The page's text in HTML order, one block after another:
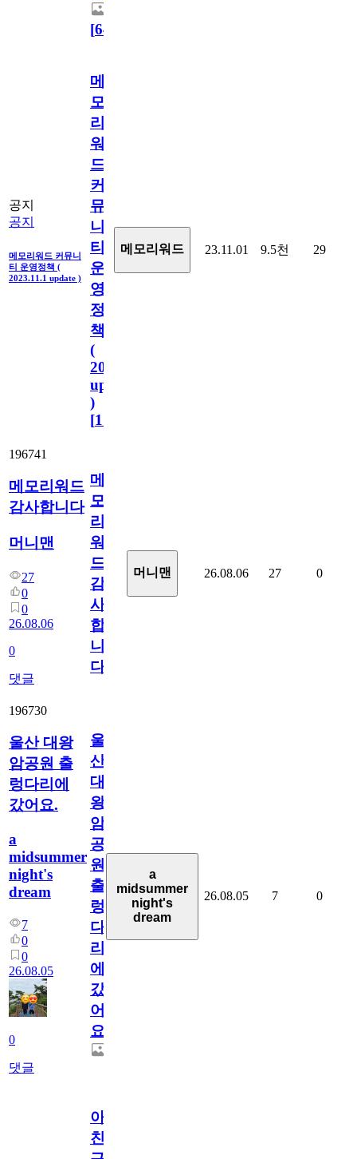
[64
공지
공지
메모리워드 커뮤니
티 운영정책 (
2023.11.1 update )
메
모
리
워
드
커
뮤
니
티
운
영
정
책
(
2023.11.1
update
)
[110
메모리워드 23.11.01 9.5천 29
196741
메모리워드
감사합니다
머니맨
27
0
0
26.08.06
0
댓글
메
모
리
워
드
감
사
합
니
다
머니맨 26.08.06 27 0
196730
울산 대왕
암공원 출
렁다리에
갔어요.
a
midsummer
night's
dream
7
0
0
26.08.05
0
댓글
울
산
대
왕
암
공
원
출
렁
다
리
에
갔
어
요.
a
midsummer
night's
dream
26.08.05 7 0
아.
친